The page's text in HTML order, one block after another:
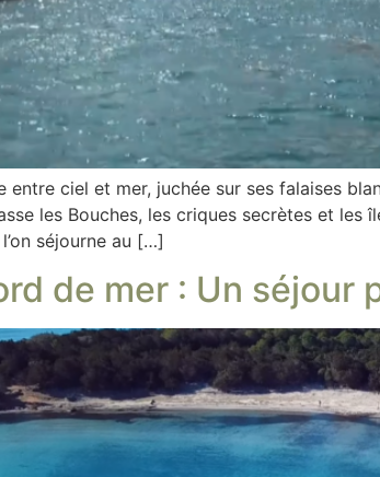
entre ciel et mer, juchée sur ses falaises
les Bouches, les criques secrètes et
séjourne au […]
de mer : Un séjour